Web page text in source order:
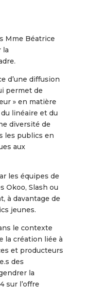
Mme Béatrice
la
d’une diffusion
permet de
» en matière
linéaire et du
diversité de
les publics en
aux
les équipes de
Okoo, Slash ou
à davantage de
jeunes.
le contexte
la création liée à
et producteurs
des
la
sur l’offre